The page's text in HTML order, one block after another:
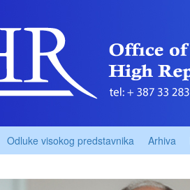
Odluke visokog predstavnika Arhiva